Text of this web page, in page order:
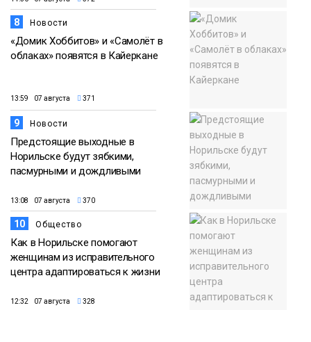
8 Новости
«Домик Хоббитов» и «Самолёт в
облаках» появятся в Кайеркане
13:59 07 августа 371
9 Новости
Предстоящие выходные в
Норильске будут зябкими,
пасмурными и дождливыми
13:08 07 августа 370
10 Общество
Как в Норильске помогают
женщинам из исправительного
центра адаптироваться к жизни
12:32 07 августа 328